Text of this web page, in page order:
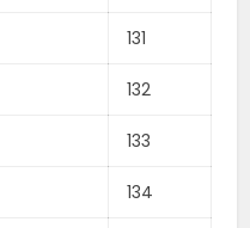
131
132
133
134